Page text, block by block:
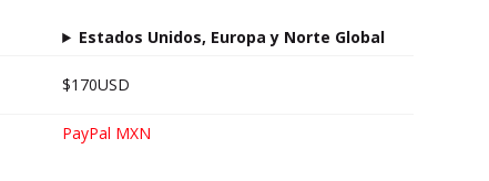
Estados Unidos, Europa y Norte Global
$170USD
PayPal MXN